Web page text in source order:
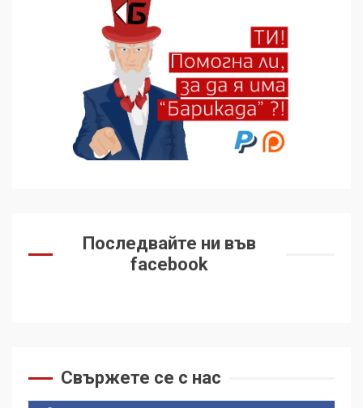
Последвайте ни във
facebook
Свържете се с нас